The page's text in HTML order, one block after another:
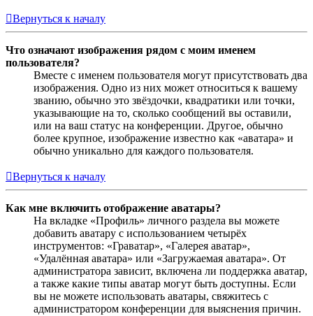
Вернуться к началу
Что означают изображения рядом с моим именем
пользователя?
Вместе с именем пользователя могут присутствовать два
изображения. Одно из них может относиться к вашему
званию, обычно это звёздочки, квадратики или точки,
указывающие на то, сколько сообщений вы оставили,
или на ваш статус на конференции. Другое, обычно
более крупное, изображение известно как «аватара» и
обычно уникально для каждого пользователя.
Вернуться к началу
Как мне включить отображение аватары?
На вкладке «Профиль» личного раздела вы можете
добавить аватару с использованием четырёх
инструментов: «Граватар», «Галерея аватар»,
«Удалённая аватара» или «Загружаемая аватара». От
администратора зависит, включена ли поддержка аватар,
а также какие типы аватар могут быть доступны. Если
вы не можете использовать аватары, свяжитесь с
администратором конференции для выяснения причин.